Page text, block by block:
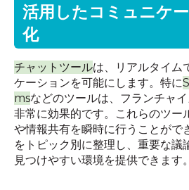
活用したコミュニケ
化
チャットツールは、リアルタイム
ケーションを可能にします。特に
msなどのツールは、フランチャ
非常に効果的です。これらのツー
や情報共有を瞬時に行うことがで
をトピック別に整理し、重要な議
見つけやすい環境を提供できます。